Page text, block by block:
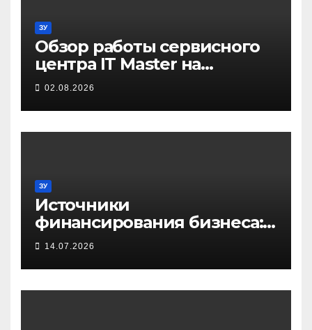
ЗУ
Обзор работы сервисного
центра IT Master на
примере ремонта
02.08.2026
ЗУ
Источники
финансирования бизнеса:
от собственных средств до
14.07.2026